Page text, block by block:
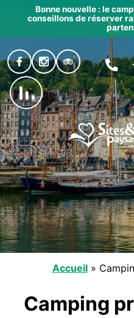
Bonne nouvelle : le
conseillons de réserver
Accueil»
Camping